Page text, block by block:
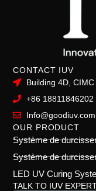
CONTACT IUV
Building 4D,
+86 18811846202
Info@goodiuv.com
OUR PRODUCT
Système de
Système de
LED UV Curing
TALK TO IUV